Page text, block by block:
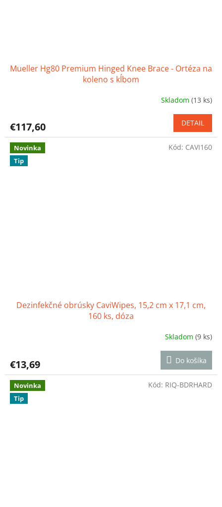
Mueller Hg80 Premium Hinged Knee Brace - Ortéza na
koleno s kĺbom
je
3,6
5
hviezdičiek.
Skladom(13 ks)
€117,60 DETAIL
Novinka
Tip
Dezinfekčné obrúsky CaviWipes, 15,2 cm x 17,1 cm,
160 ks, dóza
je
5,0
5
hviezdičiek.
Skladom(9 ks)
€13,69 Do košíka
Kód: CAVI160
Novinka
Tip
Kód: RIQ-BDRHARD